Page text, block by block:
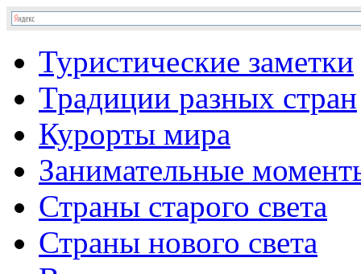
Туристические заметки
Традиции разных стран
Курорты мира
Занимательные
Страны старого света
Страны нового света